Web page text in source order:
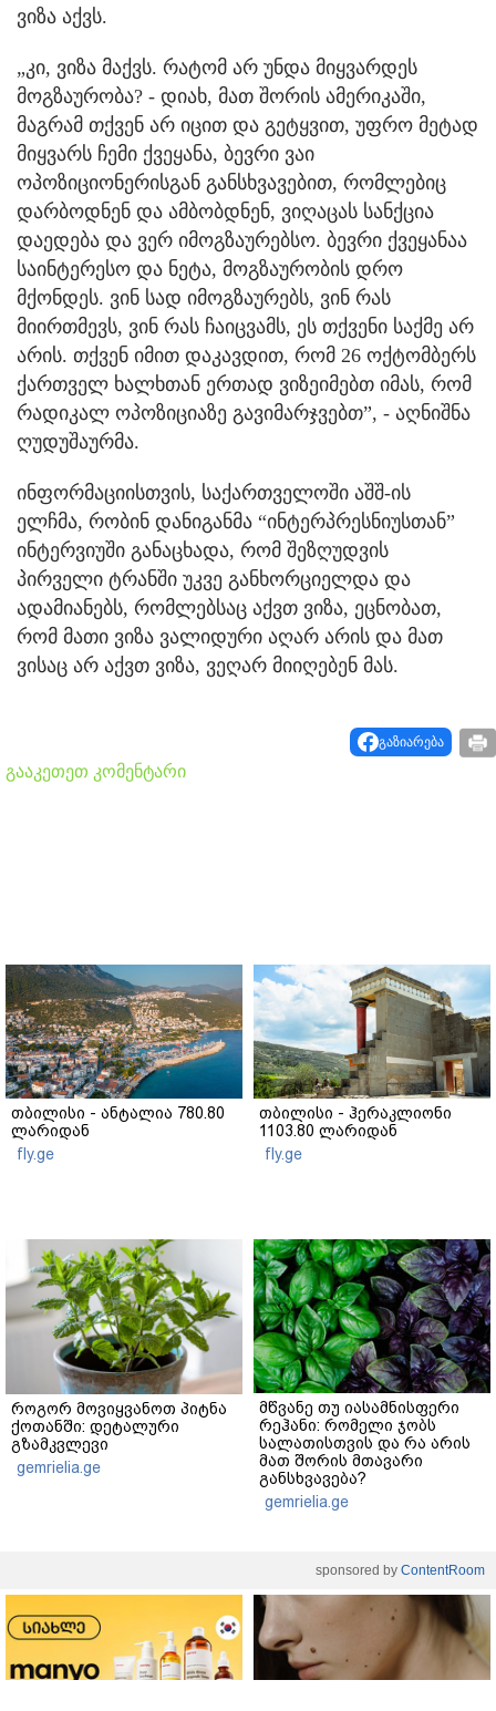
ვიზა აქვს.
„კი, ვიზა მაქვს. რატომ არ უნდა მიყვარდეს
მოგზაურობა? - დიახ, მათ შორის ამერიკაში,
მაგრამ თქვენ არ იცით და გეტყვით, უფრო მეტად
მიყვარს ჩემი ქვეყანა, ბევრი ვაი
ოპოზიციონერისგან განსხვავებით, რომლებიც
დარბოდნენ და ამბობდნენ, ვიღაცას სანქცია
დაედება და ვერ იმოგზაურებსო. ბევრი ქვეყანაა
საინტერესო და ნეტა, მოგზაურობის დრო
მქონდეს. ვინ სად იმოგზაურებს, ვინ რას
მიირთმევს, ვინ რას ჩაიცვამს, ეს თქვენი საქმე არ
არის. თქვენ იმით დაკავდით, რომ 26 ოქტომბერს
ქართველ ხალხთან ერთად ვიზეიმებთ იმას, რომ
რადიკალ ოპოზიციაზე გავიმარჯვებთ”, - აღნიშნა
ღუდუშაურმა.
ინფორმაციისთვის, საქართველოში აშშ-ის
ელჩმა, რობინ დანიგანმა “ინტერპრესნიუსთან”
ინტერვიუში განაცხადა, რომ შეზღუდვის
პირველი ტრანში უკვე განხორციელდა და
ადამიანებს, რომლებსაც აქვთ ვიზა, ეცნობათ,
რომ მათი ვიზა ვალიდური აღარ არის და მათ
ვისაც არ აქვთ ვიზა, ვეღარ მიიღებენ მას.
გაზიარება
გააკეთეთ კომენტარი
თბილისი - ანტალია 780.80
ლარიდან
fly.ge
თბილისი - ჰერაკლიონი
1103.80 ლარიდან
fly.ge
როგორ მოვიყვანოთ პიტნა
ქოთანში: დეტალური
გზამკვლევი
gemrielia.ge
მწვანე თუ იასამნისფერი
რეჰანი: რომელი ჯობს
სალათისთვის და რა არის
მათ შორის მთავარი
განსხვავება?
gemrielia.ge
sponsored by ContentRoom